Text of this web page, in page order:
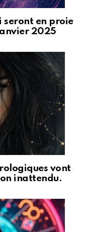
seront en proie
2025
vont
inattendu.